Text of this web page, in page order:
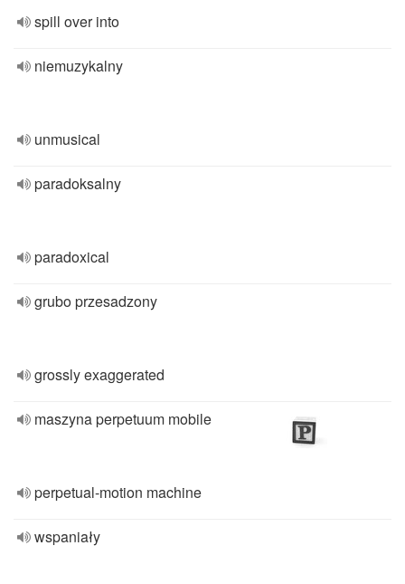
spill over into
niemuzykalny
unmusical
paradoksalny
paradoxical
grubo przesadzony
grossly exaggerated
maszyna perpetuum mobile
perpetual-motion machine
wspaniały